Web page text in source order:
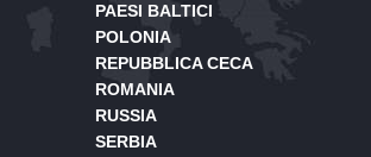
PAESI BALTICI
POLONIA
REPUBBLICA CECA
ROMANIA
RUSSIA
SERBIA